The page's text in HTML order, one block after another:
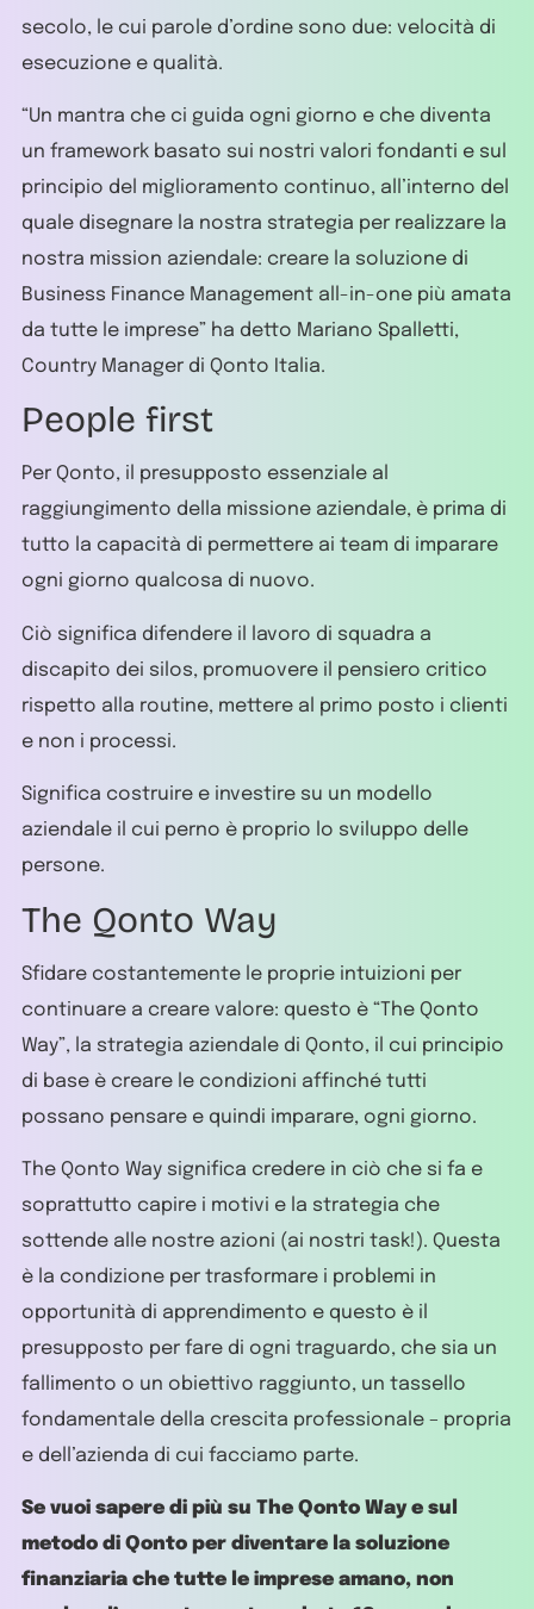
secolo, le cui parole d’ordine sono due: velocità di
esecuzione e qualità.
“Un mantra che ci guida ogni giorno e che diventa
un framework basato sui nostri valori fondanti e sul
principio del miglioramento continuo, all’interno del
quale disegnare la nostra strategia per realizzare la
nostra mission aziendale: creare la soluzione di
Business Finance Management all-in-one più amata
da tutte le imprese” ha detto Mariano Spalletti,
Country Manager di Qonto Italia.
People first
Per Qonto, il presupposto essenziale al
raggiungimento della missione aziendale, è prima di
tutto la capacità di permettere ai team di imparare
ogni giorno qualcosa di nuovo.
Ciò significa difendere il lavoro di squadra a
discapito dei silos, promuovere il pensiero critico
rispetto alla routine, mettere al primo posto i clienti
e non i processi.
Significa costruire e investire su un modello
aziendale il cui perno è proprio lo sviluppo delle
persone.
The Qonto Way
Sfidare costantemente le proprie intuizioni per
continuare a creare valore: questo è “The Qonto
Way”, la strategia aziendale di Qonto, il cui principio
di base è creare le condizioni affinché tutti
possano pensare e quindi imparare, ogni giorno.
The Qonto Way significa credere in ciò che si fa e
soprattutto capire i motivi e la strategia che
sottende alle nostre azioni (ai nostri task!). Questa
è la condizione per trasformare i problemi in
opportunità di apprendimento e questo è il
presupposto per fare di ogni traguardo, che sia un
fallimento o un obiettivo raggiunto, un tassello
fondamentale della crescita professionale – propria
e dell’azienda di cui facciamo parte.
Se vuoi sapere di più su The Qonto Way e sul
metodo di Qonto per diventare la soluzione
finanziaria che tutte le imprese amano, non